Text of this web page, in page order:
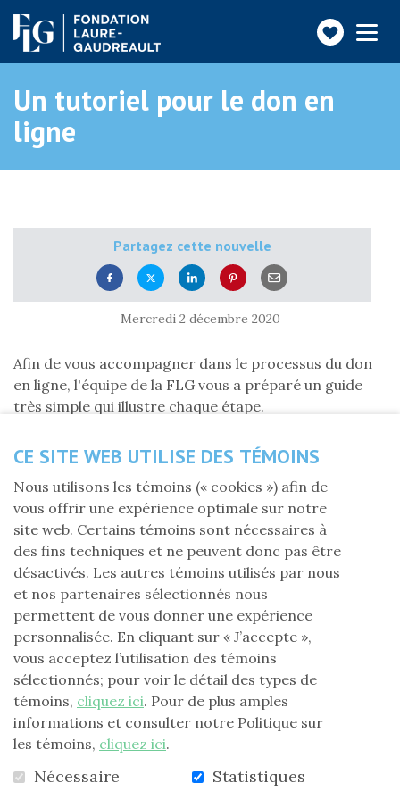
Faire
un
Toggle
navigation
Un tutoriel pour le don en
ligne
Partagez cette nouvelle
Mercredi 2 décembre 2020
Afin de vous accompagner dans le processus du don
en ligne, l'équipe de la FLG vous a préparé un guide
très simple qui illustre chaque étape.
RETOUR À LA LISTE DES NOUVELLES
CE SITE WEB UTILISE DES TÉMOINS
Nous utilisons les témoins (« cookies ») afin de
vous offrir une expérience optimale sur notre
site web. Certains témoins sont nécessaires à
des fins techniques et ne peuvent donc pas être
désactivés. Les autres témoins utilisés par nous
et nos partenaires sélectionnés nous
permettent de vous donner une expérience
personnalisée. En cliquant sur « J’accepte »,
vous acceptez l’utilisation des témoins
sélectionnés; pour voir le détail des types de
témoins, cliquez ici. Pour de plus amples
informations et consulter notre Politique sur
les témoins, cliquez ici.
Nécessaire
Statistiques